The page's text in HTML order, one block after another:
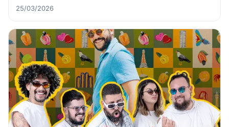
25/03/2026